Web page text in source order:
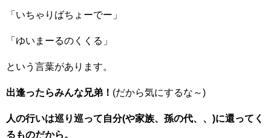
「いちゃりばちょーでー」
「ゆいまーるのくくる」
という言葉があります。
出逢ったらみんな兄弟！ (だから気にするな～)
人の行いは巡り巡って自分(や家族、孫の代、、)に還ってく
るものだから。